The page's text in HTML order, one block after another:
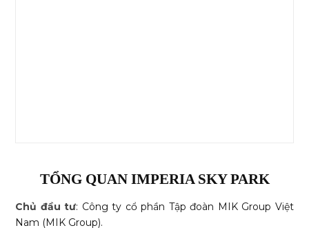
TỔNG QUAN IMPERIA SKY PARK
Chủ đầu tư: Công ty cổ phần Tập đoàn MIK Group Việt
Nam (MIK Group).